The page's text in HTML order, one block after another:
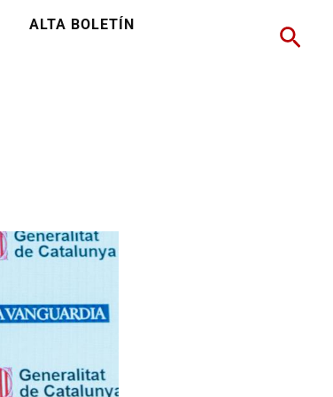
ALTA BOLETÍN